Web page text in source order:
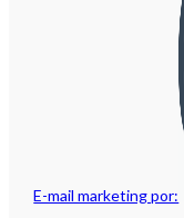
E-mail marketing por: